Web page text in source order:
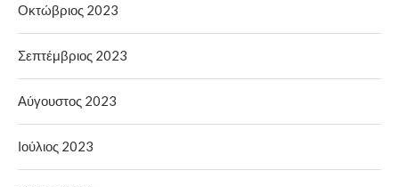
Οκτώβριος 2023
Σεπτέμβριος 2023
Αύγουστος 2023
Ιούλιος 2023